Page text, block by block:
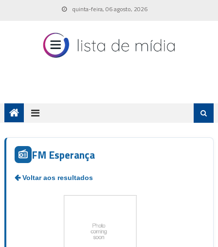
quinta-feira, 06 agosto, 2026
FM Esperança